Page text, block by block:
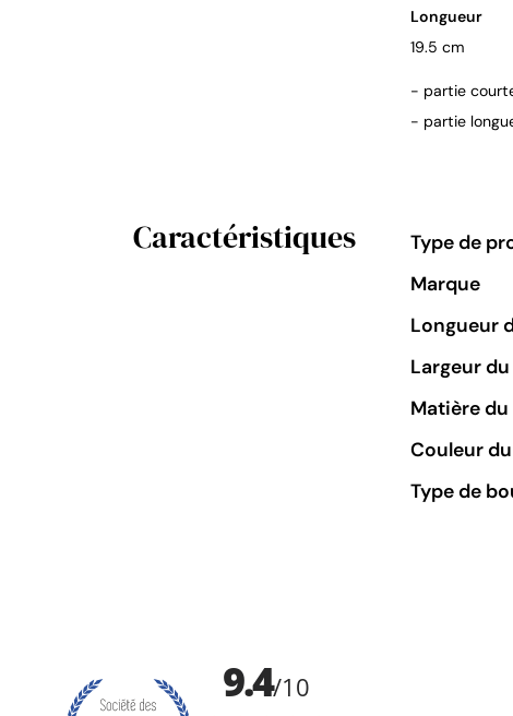
Longueur
19.5 cm
- partie
- partie
Caractéristiques Type de
Marque
Longueur
Largeur
Matière
Couleur
Type de